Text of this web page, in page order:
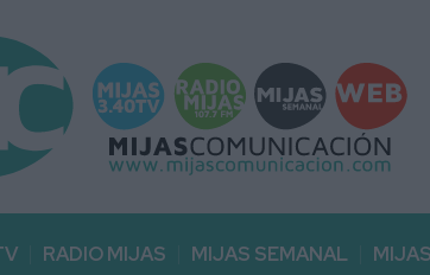
RADIO MIJAS MIJAS SEMANAL